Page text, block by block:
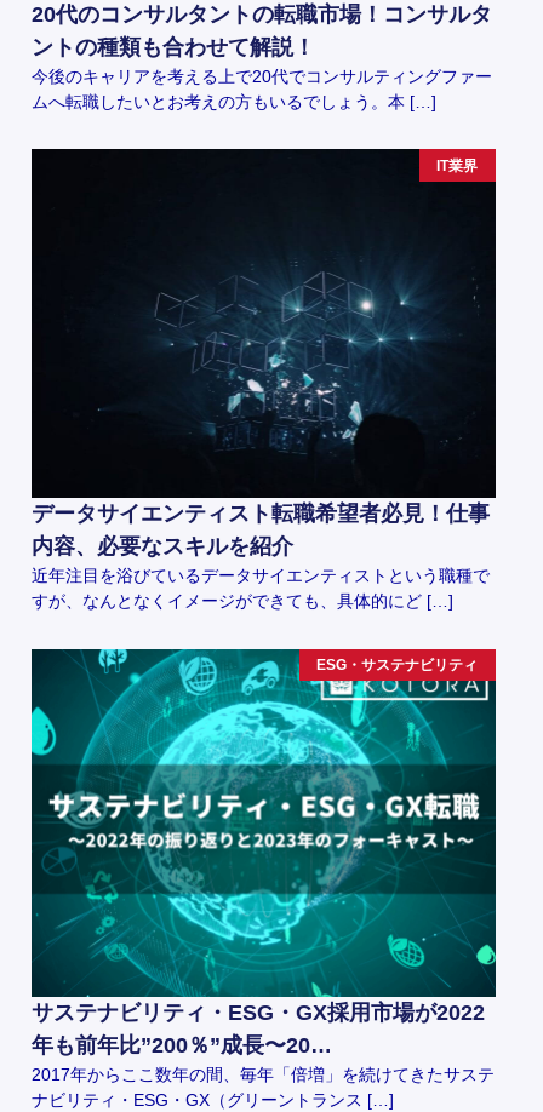
20代のコンサルタントの転職市場！コンサルタ
ントの種類も合わせて解説！
今後のキャリアを考える上で20代でコンサルティングファー
ムへ転職したいとお考えの方もいるでしょう。本 […]
IT業界
データサイエンティスト転職希望者必見！仕事
内容、必要なスキルを紹介
近年注目を浴びているデータサイエンティストという職種で
すが、なんとなくイメージができても、具体的にど […]
ESG・サステナビリティ
サステナビリティ・ESG・GX採用市場が2022
年も前年比”200％”成長〜20…
2017年からここ数年の間、毎年「倍増」を続けてきたサステ
ナビリティ・ESG・GX（グリーントランス […]